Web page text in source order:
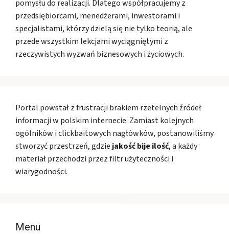
pomysłu do realizacji. Dlatego współpracujemy z
przedsiębiorcami, menedżerami, inwestorami i
specjalistami, którzy dzielą się nie tylko teorią, ale
przede wszystkim lekcjami wyciągniętymi z
rzeczywistych wyzwań biznesowych i życiowych.
Portal powstał z frustracji brakiem rzetelnych źródeł
informacji w polskim internecie. Zamiast kolejnych
ogólników i clickbaitowych nagłówków, postanowiliśmy
stworzyć przestrzeń, gdzie jakość bije ilość, a każdy
materiał przechodzi przez filtr użyteczności i
wiarygodności.
Menu